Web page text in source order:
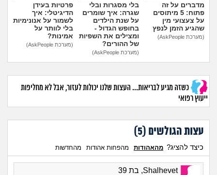
מדברים על זה
פתוח: 5 מיתוסים
על צעצועי מין
שהגיע הזמן לנפץ
(מערכת AskPeople)
בלי מסגרות ובלי
שגרה: איך שומרים
על שנת הילדים
בחופש הגדול -
ומצילים את השפיות
של ההורים?
(מערכת AskPeople)
פרטיות בעידן
הדיגיטלי: איך
לשמור על אנונימיות
בלי לוותר על
אמינות?
(מערכת AskPeople)
כשזה מגיע לבריאות... העצות שלנו יכולות לעזור, אבל לא מחליפות
ייעוץ רפואי
עצות הגולשים (5
)
כיצד להציג? מהאהודות מהפחות אהודות מהחדשות
Shalhevet, בת 39